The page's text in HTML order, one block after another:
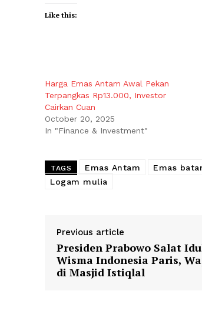
Like this:
Harga Emas Antam Awal Pekan
Terpangkas Rp13.000, Investor
Cairkan Cuan
October 20, 2025
In "Finance & Investment"
TAGS Emas Antam Emas
Logam mulia
Previous article
Presiden Prabowo Salat
Wisma Indonesia Paris,
di Masjid Istiqlal